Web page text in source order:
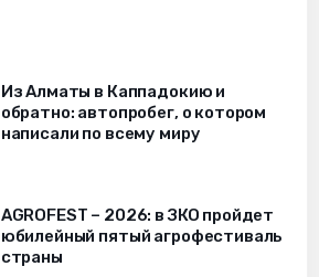
Из Алматы в Каппадокию и
обратно: автопробег, о котором
написали по всему миру
AGROFEST – 2026: в ЗКО пройдет
юбилейный пятый агрофестиваль
страны